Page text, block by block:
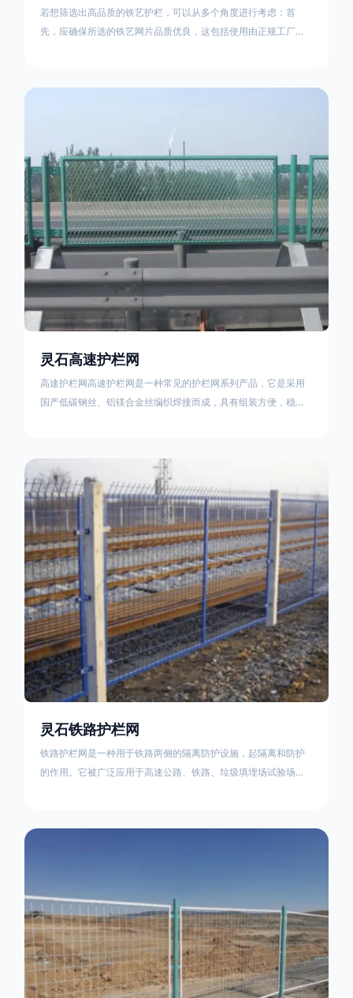
产的盘条制成的铁丝；其次是铁艺的焊接或制作工艺，这需要看
技术员和良好的制造机器之间的熟练程度。其次，选择耐用的锻
造铁艺产品，这类铁艺护栏比普通钢管护栏要坚固许多，且外观
更加美观、有层次。此外，还应注重立柱与框架的选择，例如角
钢或圆钢的选用应根据不同部位的需求来定，以确保整体结构的
稳固性。17631598285
高速护栏网高速护栏网是一种常见的护栏网系列产品，它是采用
国产低碳钢丝、铝镁合金丝编织焊接而成，具有组装方便，稳定
耐用的特点。高速公路护栏网分两种类，一种是高速公路中间的
防眩网，其作用是防止对面车辆灯光的照射，增加公路行驶的安
全性。另一种是高速公路两侧的防护网，其作用是防止车辆失控
冲出路面，保护行车人员和车辆的安全 。双边丝高速护栏网又
称‘双边丝隔离栅’，采用冷拔低碳钢丝焊接成网筒状卷边与网面一
体，
的内在质量在于原材料及加工过程，它的外观质量取决于施工过
程，施工中要重视施工准备和打桩机的组合，不断总结经验，加
强施工管理，是安装质量得以保证。铁路护栏网是一种用于铁路
两侧的隔离防护设施，它的主要作用是防止车辆和人员越过护栏
造成危险事